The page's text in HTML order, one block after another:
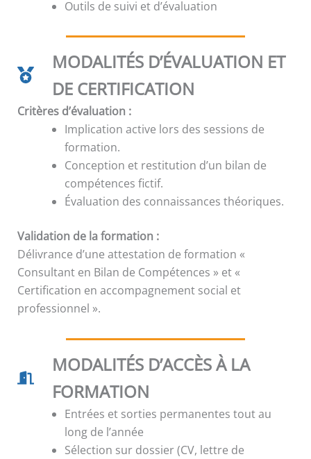
Outils de suivi et d’évaluation
MODALITÉS D’ÉVALUATION ET
DE CERTIFICATION
Critères d’évaluation :
Implication active lors des sessions de
formation.
Conception et restitution d’un bilan de
compétences fictif.
Évaluation des connaissances théoriques.
Validation de la formation :
Délivrance d’une attestation de formation «
Consultant en Bilan de Compétences » et «
Certification en accompagnement social et
professionnel ».
MODALITÉS D’ACCÈS À LA
FORMATION
Entrées et sorties permanentes tout au
long de l’année
Sélection sur dossier (CV, lettre de